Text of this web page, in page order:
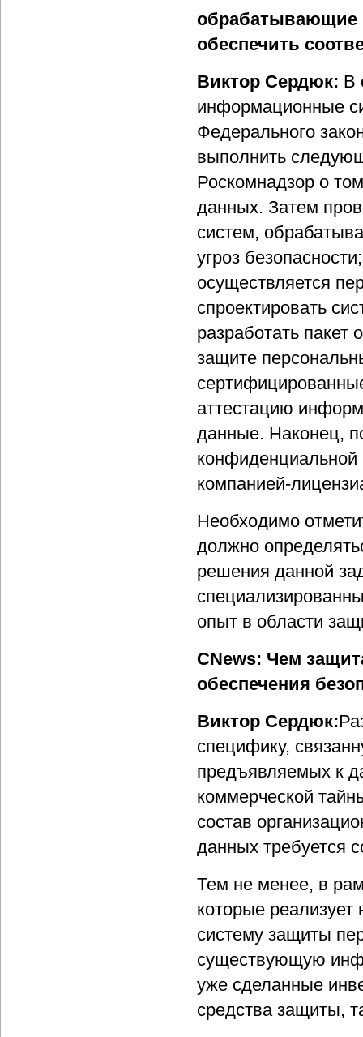
обрабатывающие
обеспечить
Виктор Сердюк: В
информационные
Федерального
выполнить
Роскомнадзор о
данных. Затем
систем,
угроз
осуществляется
спроектировать
разработать пакет
защите
аттестацию
данные. Наконец,
конфиденциальной
компанией-
Необходимо
должно
решения данной
опыт в области
CNews: Чем
обеспечения
Виктор Сердюк:
специфику,
предъявляемых к
коммерческой
состав
данных требуется
Тем не менее, в
которые
систему защиты
существующую
уже сделанные
средства защиты,